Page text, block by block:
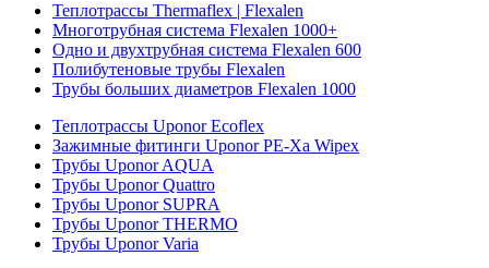
Теплотрассы Thermaflex | Flexalen
Многотрубная система Flexalen 1000+
Одно и двухтрубная система Flexalen 600
Полибутеновые трубы Flexalen
Трубы больших диаметров Flexalen 1000
Теплотрассы Uponor Ecoflex
Зажимные фитинги Uponor PE-Xa Wipex
Трубы Uponor AQUA
Трубы Uponor Quattro
Трубы Uponor SUPRA
Трубы Uponor THERMO
Трубы Uponor Varia